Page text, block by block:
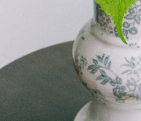
きな時に好きな花
Q. 配送できない
ただいま沖縄・離
ん。ご了承ください
Q. 配送日時は指
お花をベストなタ
指定はできません